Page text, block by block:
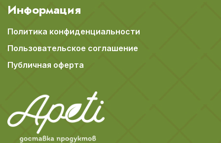
Информация
Политика конфиденциальности
Пользовательское соглашение
Публичная оферта